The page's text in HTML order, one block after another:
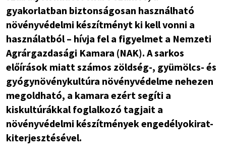
gyakorlatban biztonságosan használható
növényvédelmi készítményt ki kell vonni a
használatból – hívja fel a figyelmet a Nemzeti
Agrárgazdasági Kamara (NAK). A sarkos
előírások miatt számos zöldség-, gyümölcs- és
gyógynövénykultúra növényvédelme nehezen
megoldható, a kamara ezért segíti a
kiskultúrákkal foglalkozó tagjait a
növényvédelmi készítmények engedélyokirat-
kiterjesztésével.